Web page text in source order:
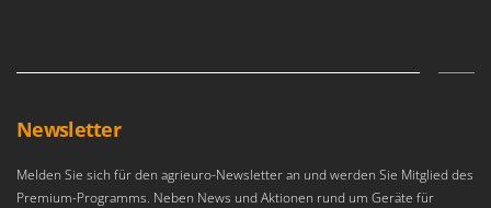
Newsletter
Melden Sie sich für den agrieuro-Newsletter an und werden Sie Mitglied des
Premium-Programms. Neben News und Aktionen rund um Geräte für